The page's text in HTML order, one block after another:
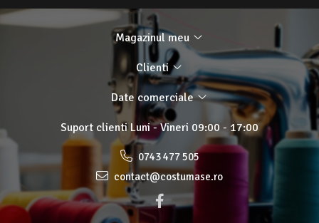
Magazinul meu
Clienti
Date comerciale
Suport clienti Luni - Vineri 09:00 - 17:00
0743 477 505
contact@costumase.ro